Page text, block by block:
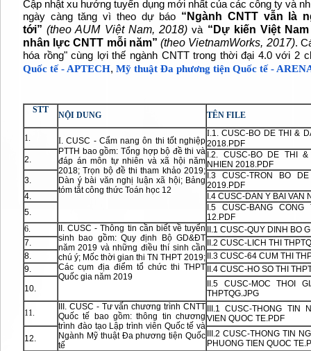
Cập nhật xu hướng tuyển dụng mới nhất của các công ty và
ngày càng tăng vì theo dự báo “Ngành CNTT vẫn là
tới”(theo AUM Việt Nam, 2018) và “Dự kiến Việt
nhân lực CNTT mỗi năm”(theo VietnamWorks, 2017).
hóa rồng" cùng lợi thế ngành CNTT trong thời đại 4.0 với 2
Quốc tế - APTECH, Mỹ thuật Đa phương tiện Quốc tế -
STT
NỘI DUNG TÊN FILE
1. I. CUSC - Cẩm nang ôn thi tốt nghiệp
PTTH bao gồm: Tổng hợp bộ đề thi và
đáp án môn tự nhiên và xã hội năm
2018; Trọn bộ đề thi tham khảo 2019;
Dàn ý bài văn nghị luận xã hội; Bảng
tóm tắt công thức Toán học 12
I.1. CUSC-BO DE THI &
2018.PDF
2.
I.2. CUSC-BO DE THI
NHIEN 2018.PDF
3.
I.3 CUSC-TRON BO
2019.PDF
4.
I.4 CUSC-DAN Y BAI VAN
5.
I.5 CUSC-BANG
12.PDF
6.
II. CUSC - Thông tin cần biết về tuyển
sinh bao gồm: Quy định Bộ GD&ĐT
năm 2019 và những điều thí sinh cần
chú ý; Mốc thời gian thi TN THPT 2019;
Các cụm địa điểm tổ chức thi THPT
Quốc gia năm 2019
II.1 CUSC-QUY DINH BO
7.
II.2 CUSC-LICH THI
8.
II.3 CUSC-64 CUM THI
9.
II.4 CUSC-HO SO THI
10.
II.5 CUSC-MOC THOI
THPTQG.JPG
11.
III. CUSC - Tư vấn chương trình CNTT
Quốc tế bao gồm: thông tin chương
trình đào tạo Lập trình viên Quốc tế và
Ngành Mỹ thuật Đa phương tiện Quốc
tế
III.1 CUSC-THONG TIN
VIEN QUOC TE.PDF
12.
III.2 CUSC-THONG TIN
PHUONG TIEN QUOC